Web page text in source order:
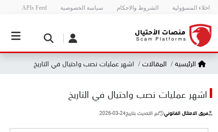
اخلاء المسؤولية الشروط والاحكام سياسة الخصوصية APIs Feed
الرئيسية المقالات اشهر عمليات نصب واحتيال في التاريخ
اشهر عمليات نصب واحتيال في التاريخ
فريق الامتثال القانوني تم التحديث بتاريخ2025-03-24